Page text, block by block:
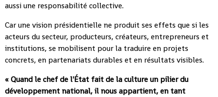
aussi une responsabilité collective.
Car une vision présidentielle ne produit ses effets que si les
acteurs du secteur, producteurs, créateurs, entrepreneurs et
institutions, se mobilisent pour la traduire en projets
concrets, en partenariats durables et en résultats visibles.
« Quand le chef de l'État fait de la culture un pilier du
développement national, il nous appartient, en tant